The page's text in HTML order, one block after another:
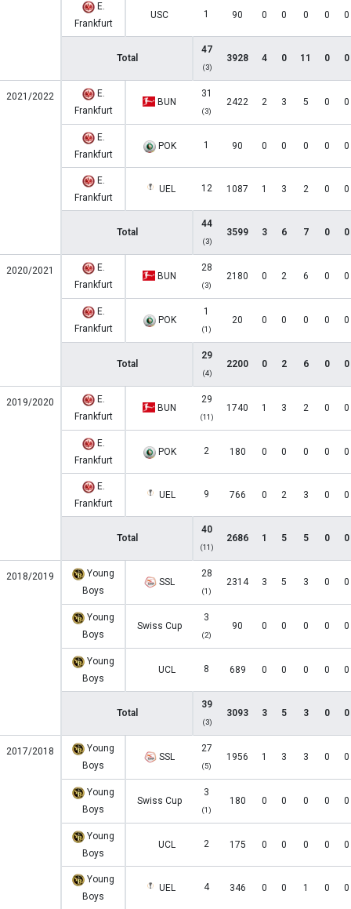
E.
Frankfurt
USC 1 90 0 0 0 0 0
Total
47
(3)
3928 4 0 11 0 0
2021/2022
E.
Frankfurt
BUN
31
(3)
2422 2 3 5 0 0
E.
Frankfurt
POK 1 90 0 0 0 0 0
E.
Frankfurt
UEL 12 1087 1 3 2 0 0
Total
44
(3)
3599 3 6 7 0 0
2020/2021
E.
Frankfurt
BUN
28
(3)
2180 0 2 6 0 0
E.
Frankfurt
POK
1
(1)
20 0 0 0 0 0
Total
29
(4)
2200 0 2 6 0 0
2019/2020
E.
Frankfurt
BUN
29
(11)
1740 1 3 2 0 0
E.
Frankfurt
POK 2 180 0 0 0 0 0
E.
Frankfurt
UEL 9 766 0 2 3 0 0
Total
40
(11)
2686 1 5 5 0 0
2018/2019
Young
Boys
SSL
28
(1)
2314 3 5 3 0 0
Young
Boys
Swiss Cup
3
(2)
90 0 0 0 0 0
Young
Boys
UCL 8 689 0 0 0 0 0
Total
39
(3)
3093 3 5 3 0 0
2017/2018
Young
Boys
SSL
27
(5)
1956 1 3 3 0 0
Young
Boys
Swiss Cup
3
(1)
180 0 0 0 0 0
Young
Boys
UCL 2 175 0 0 0 0 0
Young
Boys
UEL 4 346 0 0 1 0 0